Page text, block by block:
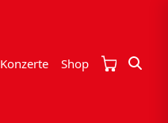
Konzerte Shop